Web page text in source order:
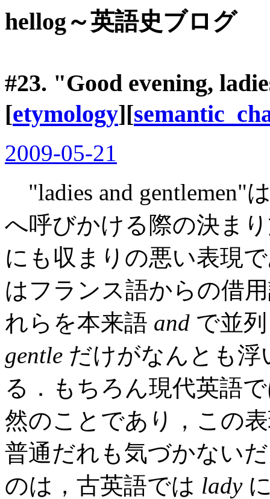
hellog～英語史ブログ
#23. "Good evening,
[etymology][
2009-05-21
"ladies and gentlemen"
へ呼びかける際の決ま
にも収まりの悪い表現
はフランス語からの借
れらを本来語 and で並
gentle だけがなんとも
る．もちろん現代英語
然のことであり，この
普通だれも気づかない
のは，古英語では lady